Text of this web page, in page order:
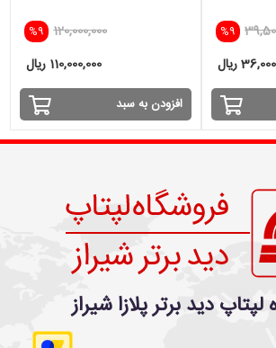
%9
ریال
%9 120,000,000
110,000,000 ریال
افزودن به سبد
دید برتر پلازا شیراز